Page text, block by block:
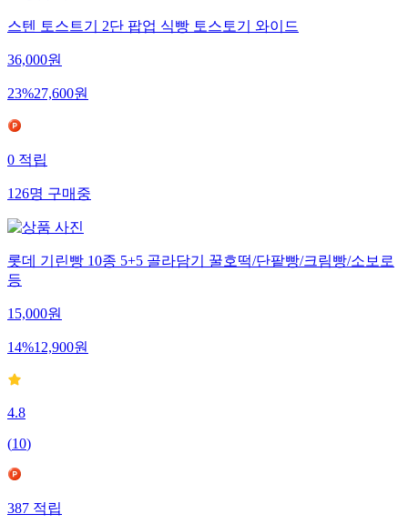
스텐 토스트기 2단 팝업 식빵 토스토기 와이드
36,000원
23%27,600원
0적립
126명구매중
롯데 기린빵 10종 5+5 골라담기 꿀호떡/단팥빵/크림빵/소보로
등
15,000원
14%12,900원
4.8
(10)
387적립